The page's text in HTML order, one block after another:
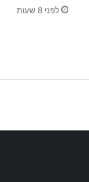
לפני 8 שעות